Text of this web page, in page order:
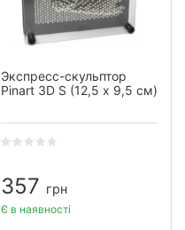
Экспресс-скульптор
Pinart 3D S (12,5 х 9,5 см)
357 грн
Є в наявності